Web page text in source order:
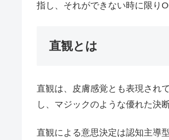
指し、それができない時に限り
直観とは
直観は、皮膚感覚とも表現され
し、マジックのような優れた決
直観による意思決定は認知主導